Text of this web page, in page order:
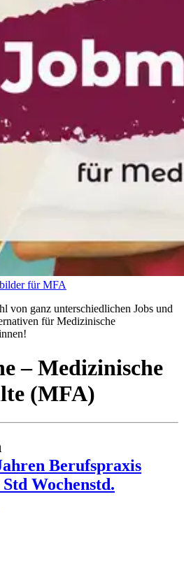
für MFA
von ganz unterschiedlichen Jobs und
für Medizinische
– Medizinische
(MFA)
Berufspraxis
Wochenstd.